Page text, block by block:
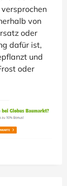
von
oder
dafür ist,
und
oder